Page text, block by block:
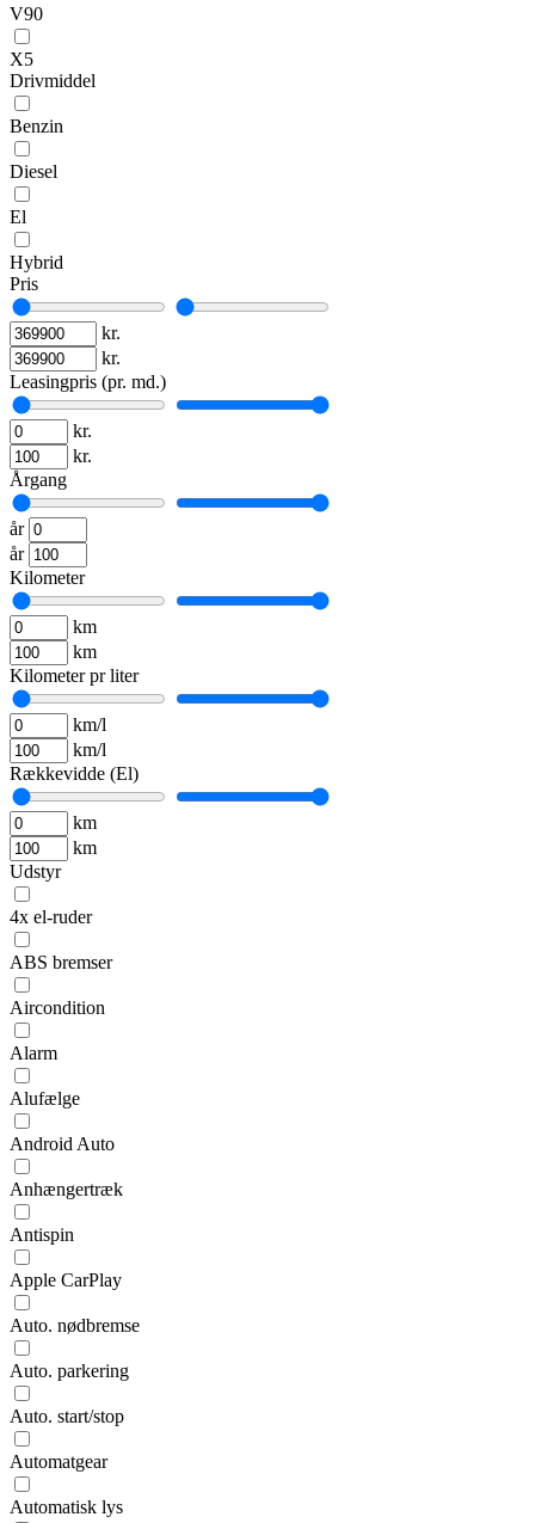
V90
X5
Drivmiddel
Benzin
Diesel
El
Hybrid
Pris
kr.
kr.
Leasingpris (pr. md.)
kr.
kr.
Årgang
år
år
Kilometer
km
km
Kilometer pr liter
km/l
km/l
Rækkevidde (El)
km
km
Udstyr
4x el-ruder
ABS bremser
Aircondition
Alarm
Alufælge
Android Auto
Anhængertræk
Antispin
Apple CarPlay
Auto. nødbremse
Auto. parkering
Auto. start/stop
Automatgear
Automatisk lys